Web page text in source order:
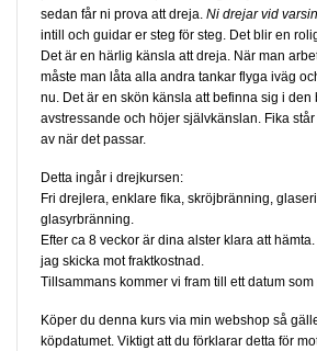
sedan får ni prova att dreja. Ni drejar vid
intill och guidar er steg för steg. Det blir en
Det är en härlig känsla att dreja. När man
måste man låta alla andra tankar flyga iväg
nu. Det är en skön känsla att befinna sig i
avstressande och höjer självkänslan. Fika
av när det passar.
Detta ingår i drejkursen:
Fri drejlera, enklare fika, skröjbränning,
glasyrbränning.
Efter ca 8 veckor är dina alster klara att
jag skicka mot fraktkostnad.
Tillsammans kommer vi fram till ett datum som
Köper du denna kurs via min webshop så
köpdatumet. Viktigt att du förklarar detta för